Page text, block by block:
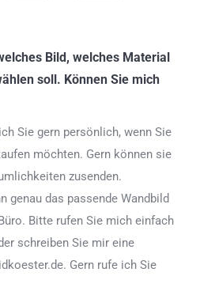
Bild, welches Material
soll. Können Sie mich
Sie gern persönlich, wenn Sie
möchten. Gern können sie
zusenden.
genau das passende Wandbild
Bitte rufen Sie mich einfach
schreiben Sie mir eine
Gern rufe ich Sie